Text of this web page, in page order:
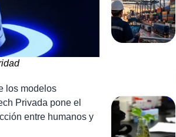
los modelos
Privada pone el
entre humanos y